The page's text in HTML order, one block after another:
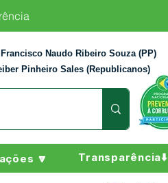
Francisco Naudo Ribeiro Souza (PP)
Pinheiro Sales (Republicanos)
🔽 Transparência⬇️